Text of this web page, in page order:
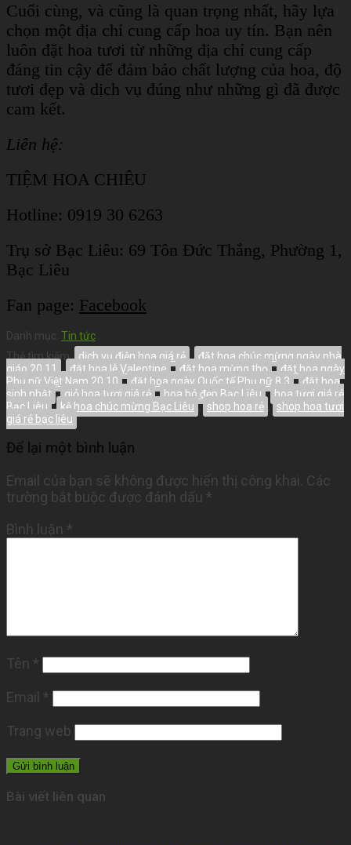
Cuối cùng, và cũng là quan trọng nhất, hãy lựa
chọn một địa chỉ cung cấp hoa uy tín. Bạn nên
luôn đặt hoa tươi từ những địa chỉ cung cấp
đáng tin cậy để đảm bảo chất lượng của hoa, độ
tươi đẹp và dịch vụ đúng như những gì đã được
cam kết.
Liên hệ:
TIỆM HOA CHIÊU
Hotline: 0919 30 6263
Trụ sở Bạc Liêu: 69 Tôn Đức Thắng, Phường 1,
Bạc Liêu
Fan page: Facebook
Danh mục: Tin tức
Thẻ tìm kiếm: dịch vụ điện hoa giá rẻ , đặt hoa chúc mừng ngày nhà
giáo 20 11 , đặt hoa lễ Valentine , đặt hoa mừng thọ , đặt hoa ngày
Phụ nữ Việt Nam 20 10 , đặt hoa ngày Quốc tế Phụ nữ 8 3 , đặt hoa
sinh nhật , giỏ hoa tươi giá rẻ , hoa bó đẹp Bạc Liêu , hoa tươi giá rẻ
Bạc Liêu , kệ hoa chúc mừng Bạc Liêu , shop hoa rẻ , shop hoa tươi
giá rẻ bạc liêu
Để lại một bình luận
Email của bạn sẽ không được hiển thị công khai. Các
trường bắt buộc được đánh dấu *
Bình luận *
Tên *
Email *
Trang web
Bài viết liên quan